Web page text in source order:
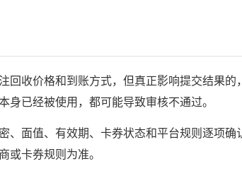
回收价格和到账方式，但真正影响提交结果
身已经被使用，都可能导致审核不通过。
、面值、有效期、卡券状态和平台规则逐项确
或卡券规则为准。